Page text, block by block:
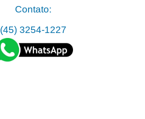
Contato:
(45) 3254-1227